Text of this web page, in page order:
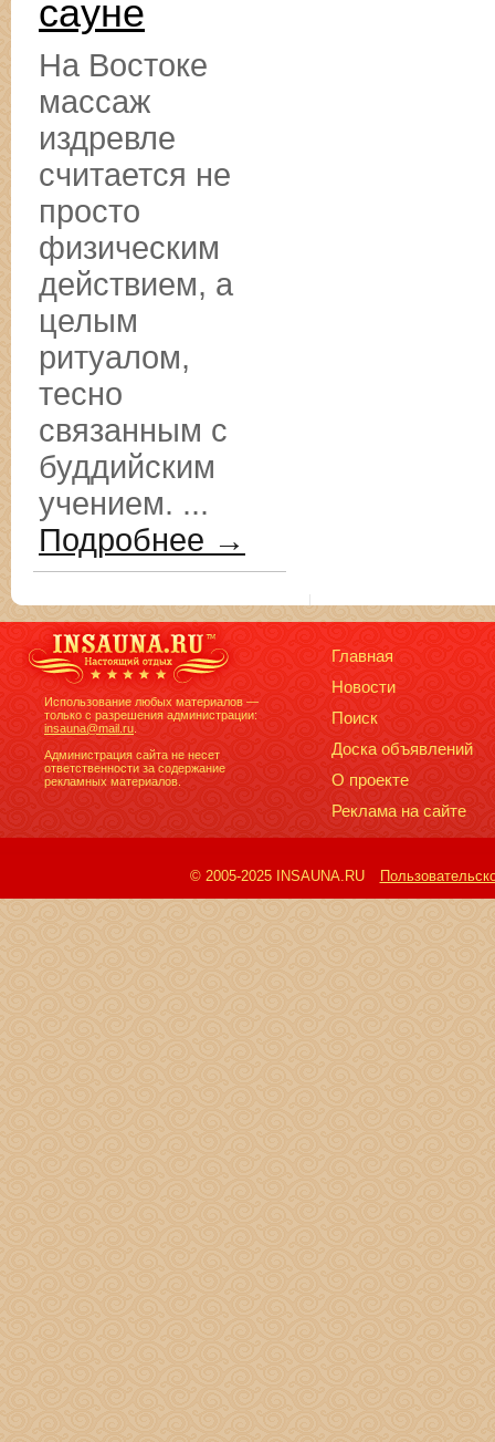
сауне
На Востоке
массаж
издревле
считается не
просто
физическим
действием, а
целым
ритуалом,
тесно
связанным с
буддийским
учением. ...
Подробнее →
Использование любых материалов —
только с разрешения администрации:
insauna@mail.ru
Администрация сайта не несет
ответственности за содержание
рекламных материалов.
Главная
Новости
Поиск
Доска объявлений
О проекте
Реклама на сайте
© 2005-2025 INSAUNA.RU